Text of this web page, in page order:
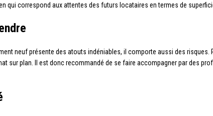
qui correspond aux attentes des futurs locataires en termes de
neuf présente des atouts indéniables, il comporte aussi des
sur plan. Il est donc recommandé de se faire accompagner par des